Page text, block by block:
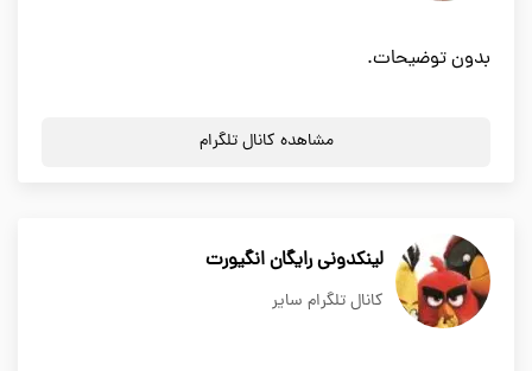
بدون توضیحات.
مشاهده کانال تلگرام
لینکدونی رایگان انگیورت
کانال تلگرام سایر